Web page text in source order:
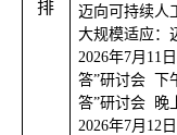
排
迈向可持续人
大规模适应：
2026年7月 11
答”研讨会
答”研讨会
晚
2026年7月 12